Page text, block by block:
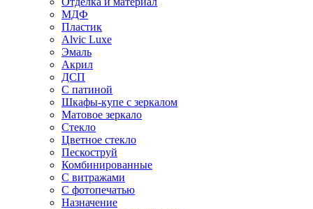
МДФ
Пластик
Alvic Luxe
Эмаль
Акрил
ДСП
С патиной
Шкафы-купе с зеркалом
Матовое зеркало
Стекло
Цветное стекло
Пескоструй
Комбинированные
С витражами
С фотопечатью
Назначение